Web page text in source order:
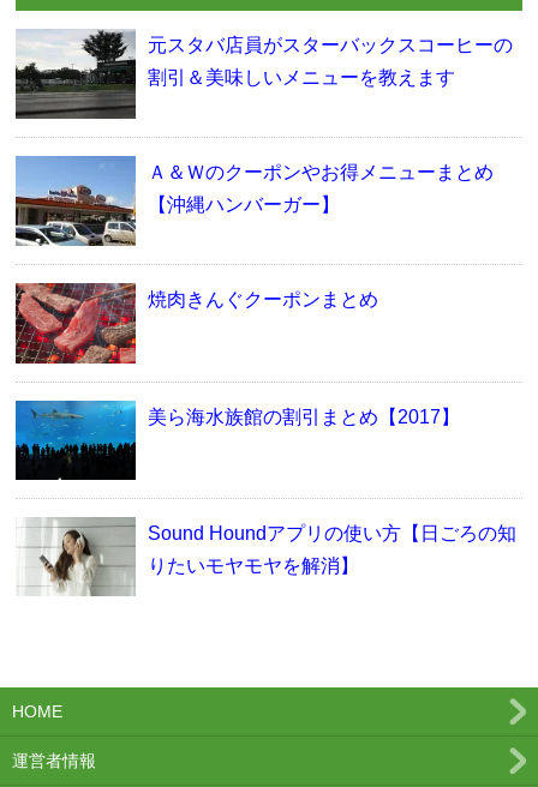
元スタバ店員がスターバックスコーヒーの
割引＆美味しいメニューを教えます
Ａ＆Ｗのクーポンやお得メニューまとめ
【沖縄ハンバーガー】
焼肉きんぐクーポンまとめ
美ら海水族館の割引まとめ【2017】
Sound Houndアプリの使い方【日ごろの知
りたいモヤモヤを解消】
HOME
運営者情報